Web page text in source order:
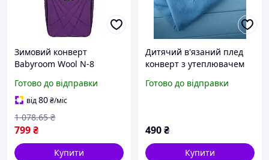
Зимовий конверт
Babyroom Wool N-8
утеплений хутром з
регульованим верхом та
прорізами для ременів
безпеки
Готово до відправки
від80₴/міс
799₴
1 078.65 ₴
Купити
Дитячий в'язаний плед
конверт з утеплювачем
Туреччина
Готово до відправки
490₴
Купити